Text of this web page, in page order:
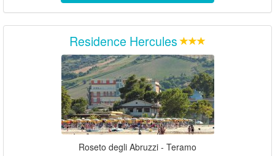
Residence Hercules
Roseto degli Abruzzi - Teramo